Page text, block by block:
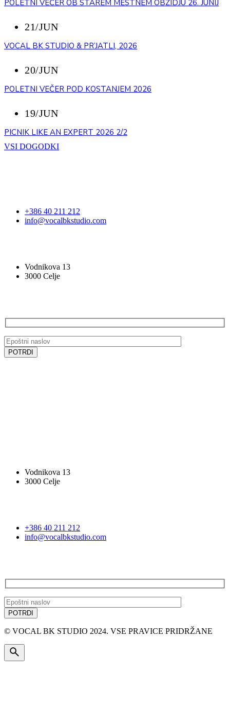
POLETNI VEČER OB STAREM MESTNEM OBZIDJU 26. JUNIJ
21/JUN
VOCAL BK STUDIO & PR’JATLI, 2026
20/JUN
POLETNI VEČER POD KOSTANJEM 2026
19/JUN
PICNIK LIKE AN EXPERT 2026 2/2
VSI DOGODKI
+386 40 211 212
info@vocalbkstudio.com
Vodnikova 13
3000 Celje
Vodnikova 13
3000 Celje
+386 40 211 212
info@vocalbkstudio.com
© VOCAL BK STUDIO 2024. VSE PRAVICE PRIDRŽANE